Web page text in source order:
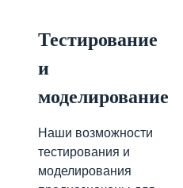
Тестирование
и
моделирование
Наши возможности
тестирования и
моделирования